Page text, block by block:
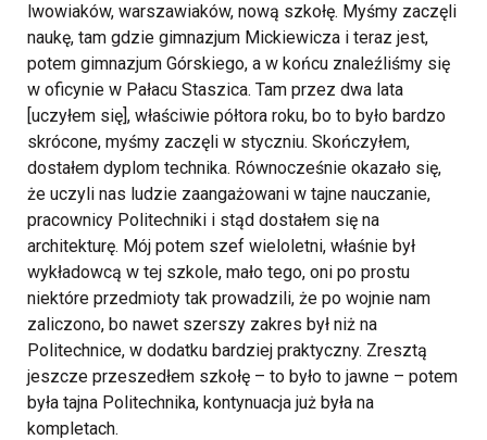
lwowiaków, warszawiaków, nową szkołę. Myśmy zaczęli
naukę, tam gdzie gimnazjum Mickiewicza i teraz jest,
potem gimnazjum Górskiego, a w końcu znaleźliśmy się
w oficynie w Pałacu Staszica. Tam przez dwa lata
[uczyłem się], właściwie półtora roku, bo to było bardzo
skrócone, myśmy zaczęli w styczniu. Skończyłem,
dostałem dyplom technika. Równocześnie okazało się,
że uczyli nas ludzie zaangażowani w tajne nauczanie,
pracownicy Politechniki i stąd dostałem się na
architekturę. Mój potem szef wieloletni, właśnie był
wykładowcą w tej szkole, mało tego, oni po prostu
niektóre przedmioty tak prowadzili, że po wojnie nam
zaliczono, bo nawet szerszy zakres był niż na
Politechnice, w dodatku bardziej praktyczny. Zresztą
jeszcze przeszedłem szkołę – to było to jawne – potem
była tajna Politechnika, kontynuacja już była na
kompletach.